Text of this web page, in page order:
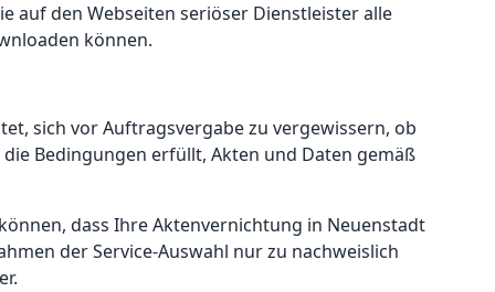
auf den Webseiten seriöser Dienstleister alle
können.
sich vor Auftragsvergabe zu vergewissern, ob
Bedingungen erfüllt, Akten und Daten gemäß
dass Ihre Aktenvernichtung in Neuenstadt
der Service-Auswahl nur zu nachweislich